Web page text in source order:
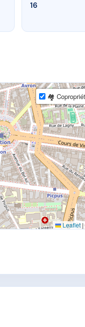
16
🏘
Leaflet |